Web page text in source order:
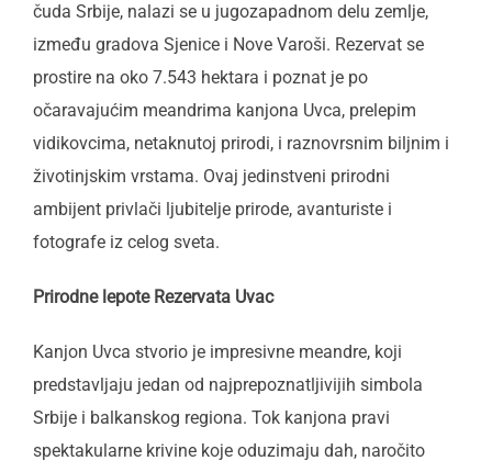
čuda Srbije, nalazi se u jugozapadnom delu zemlje,
između gradova Sjenice i Nove Varoši. Rezervat se
prostire na oko 7.543 hektara i poznat je po
očaravajućim meandrima kanjona Uvca, prelepim
vidikovcima, netaknutoj prirodi, i raznovrsnim biljnim i
životinjskim vrstama. Ovaj jedinstveni prirodni
ambijent privlači ljubitelje prirode, avanturiste i
fotografe iz celog sveta.
Prirodne lepote Rezervata Uvac
Kanjon Uvca stvorio je impresivne meandre, koji
predstavljaju jedan od najprepoznatljivijih simbola
Srbije i balkanskog regiona. Tok kanjona pravi
spektakularne krivine koje oduzimaju dah, naročito